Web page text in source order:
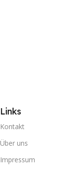
Links
Kontakt
Über uns
Impressum